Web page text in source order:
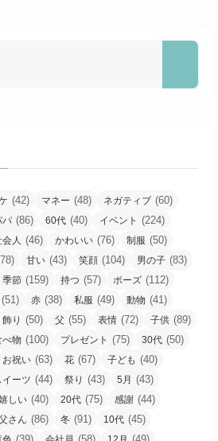
(42) マネー (48) ネガティブ (60)
パ (86) 60代 (40) イベント (224)
会人 (46) かわいい (76) 制服 (50)
甘い (43) 笑顔 (104) 男の子 (83)
季節 (159) 持つ (57) ポーズ (112)
(51) 赤 (38) 私服 (49) 動物 (41)
飾り (50) 父 (55) 表情 (72) 子供 (89)
べ物 (100) プレゼント (75) 30代 (50)
お祝い (63) 花 (67) 子ども (40)
イーツ (44) 祭り (43) 5月 (43)
しい (40) 20代 (75) 感謝 (44)
さん (86) 冬 (91) 10代 (45)